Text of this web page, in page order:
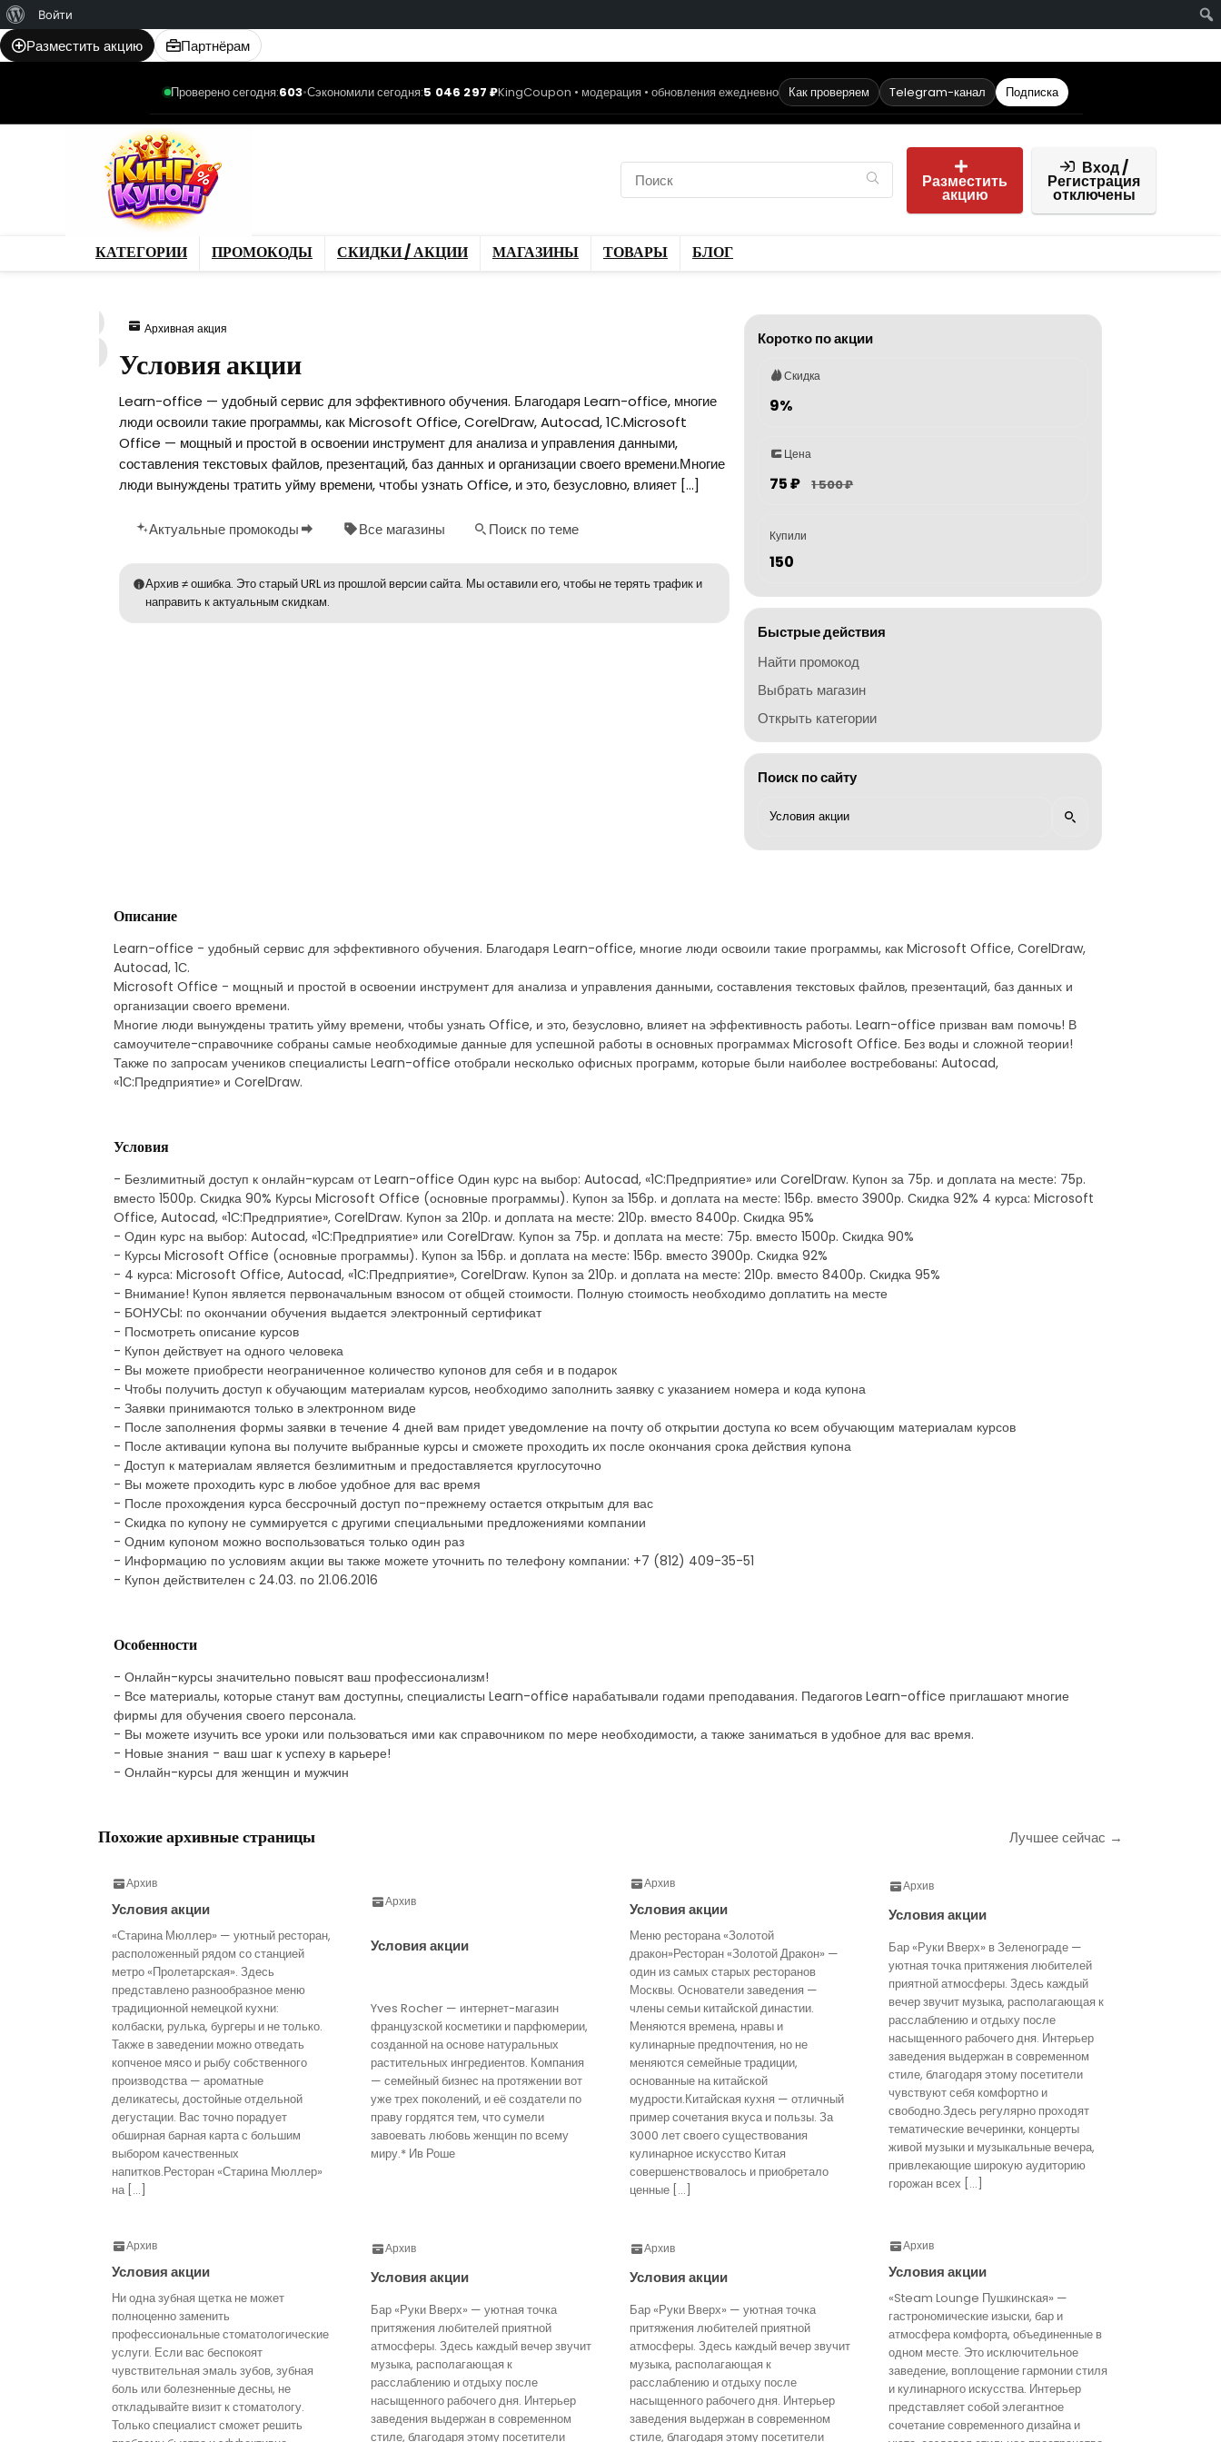
WordPress
Войти
Разместить акцию Партнёрам
Проверено сегодня:603•Сэкономили сегодня:5 046 297 ₽KingCoupon • модерация • обновления ежедневно Как проверяем Telegram-канал Подписка
Разместить
акцию
Вход /
Регистрация
отключены
КАТЕГОРИИ ПРОМОКОДЫ СКИДКИ / АКЦИИ МАГАЗИНЫ ТОВАРЫ БЛОГ
Архивная акция
Условия акции
Learn-office — удобный сервис для эффективного обучения. Благодаря Learn-office, многие
люди освоили такие программы, как Microsoft Office, CorelDraw, Autocad, 1С.Microsoft
Office — мощный и простой в освоении инструмент для анализа и управления данными,
составления текстовых файлов, презентаций, баз данных и организации своего времени.Многие
люди вынуждены тратить уйму времени, чтобы узнать Office, и это, безусловно, влияет […]
Актуальные промокоды Все магазины Поиск по теме
Архив ≠ ошибка. Это старый URL из прошлой версии сайта. Мы оставили его, чтобы не терять трафик и
направить к актуальным скидкам.
Коротко по акции
Скидка
9%
Цена
75 ₽ 1 500 ₽
Купили
150
Быстрые действия
Найти промокод
Выбрать магазин
Открыть категории
Поиск по сайту
Описание
Learn-office - удобный сервис для эффективного обучения. Благодаря Learn-office, многие люди освоили такие программы, как Microsoft Office, CorelDraw,
Autocad, 1С.
Microsoft Office - мощный и простой в освоении инструмент для анализа и управления данными, составления текстовых файлов, презентаций, баз данных и
организации своего времени.
Многие люди вынуждены тратить уйму времени, чтобы узнать Office, и это, безусловно, влияет на эффективность работы. Learn-office призван вам помочь! В
самоучителе-справочнике собраны самые необходимые данные для успешной работы в основных программах Microsoft Office. Без воды и сложной теории!
Также по запросам учеников специалисты Learn-office отобрали несколько офисных программ, которые были наиболее востребованы: Autocad,
«1С:Предприятие» и CorelDraw.
Условия
- Безлимитный доступ к онлайн-курсам от Learn-office Один курс на выбор: Autocad, «1С:Предприятие» или CorelDraw. Купон за 75р. и доплата на месте: 75р.
вместо 1500р. Скидка 90% Курсы Microsoft Office (основные программы). Купон за 156р. и доплата на месте: 156р. вместо 3900р. Скидка 92% 4 курса: Microsoft
Office, Autocad, «1С:Предприятие», CorelDraw. Купон за 210р. и доплата на месте: 210р. вместо 8400р. Скидка 95%
- Один курс на выбор: Autocad, «1С:Предприятие» или CorelDraw. Купон за 75р. и доплата на месте: 75р. вместо 1500р. Скидка 90%
- Курсы Microsoft Office (основные программы). Купон за 156р. и доплата на месте: 156р. вместо 3900р. Скидка 92%
- 4 курса: Microsoft Office, Autocad, «1С:Предприятие», CorelDraw. Купон за 210р. и доплата на месте: 210р. вместо 8400р. Скидка 95%
- Внимание! Купон является первоначальным взносом от общей стоимости. Полную стоимость необходимо доплатить на месте
- БОНУСЫ: по окончании обучения выдается электронный сертификат
- Посмотреть описание курсов
- Купон действует на одного человека
- Вы можете приобрести неограниченное количество купонов для себя и в подарок
- Чтобы получить доступ к обучающим материалам курсов, необходимо заполнить заявку с указанием номера и кода купона
- Заявки принимаются только в электронном виде
- После заполнения формы заявки в течение 4 дней вам придет уведомление на почту об открытии доступа ко всем обучающим материалам курсов
- После активации купона вы получите выбранные курсы и сможете проходить их после окончания срока действия купона
- Доступ к материалам является безлимитным и предоставляется круглосуточно
- Вы можете проходить курс в любое удобное для вас время
- После прохождения курса бессрочный доступ по-прежнему остается открытым для вас
- Скидка по купону не суммируется с другими специальными предложениями компании
- Одним купоном можно воспользоваться только один раз
- Информацию по условиям акции вы также можете уточнить по телефону компании: +7 (812) 409-35-51
- Купон действителен с 24.03. по 21.06.2016
Особенности
- Онлайн-курсы значительно повысят ваш профессионализм!
- Все материалы, которые станут вам доступны, специалисты Learn-office нарабатывали годами преподавания. Педагогов Learn-office приглашают многие
фирмы для обучения своего персонала.
- Вы можете изучить все уроки или пользоваться ими как справочником по мере необходимости, а также заниматься в удобное для вас время.
- Новые знания - ваш шаг к успеху в карьере!
- Онлайн-курсы для женщин и мужчин
Похожие архивные страницы Лучшее сейчас →
Архив
Условия акции
«Старина Мюллер» — уютный ресторан,
расположенный рядом со станцией
метро «Пролетарская». Здесь
представлено разнообразное меню
традиционной немецкой кухни:
колбаски, рулька, бургеры и не только.
Также в заведении можно отведать
копченое мясо и рыбу собственного
производства — ароматные
деликатесы, достойные отдельной
дегустации. Вас точно порадует
обширная барная карта с большим
выбором качественных
напитков.Ресторан «Старина Мюллер»
на […]
Архив
Условия акции
Yves Rocher — интернет-магазин
французской косметики и парфюмерии,
созданной на основе натуральных
растительных ингредиентов. Компания
— семейный бизнес на протяжении вот
уже трех поколений, и её создатели по
праву гордятся тем, что сумели
завоевать любовь женщин по всему
миру.* Ив Роше
Архив
Условия акции
Меню ресторана «Золотой
дракон»Ресторан «Золотой Дракон» —
один из самых старых ресторанов
Москвы. Основатели заведения —
члены семьи китайской династии.
Меняются времена, нравы и
кулинарные предпочтения, но не
меняются семейные традиции,
основанные на китайской
мудрости.Китайская кухня — отличный
пример сочетания вкуса и пользы. За
3000 лет своего существования
кулинарное искусство Китая
совершенствовалось и приобретало
ценные […]
Архив
Условия акции
Бар «Руки Вверх» в Зеленограде —
уютная точка притяжения любителей
приятной атмосферы. Здесь каждый
вечер звучит музыка, располагающая к
расслаблению и отдыху после
насыщенного рабочего дня. Интерьер
заведения выдержан в современном
стиле, благодаря этому посетители
чувствуют себя комфортно и
свободно.Здесь регулярно проходят
тематические вечеринки, концерты
живой музыки и музыкальные вечера,
привлекающие широкую аудиторию
горожан всех […]
Архив
Условия акции
Ни одна зубная щетка не может
полноценно заменить
профессиональные стоматологические
услуги. Если вас беспокоят
чувствительная эмаль зубов, зубная
боль или болезненные десны, не
откладывайте визит к стоматологу.
Только специалист сможет решить
Архив
Условия акции
Бар «Руки Вверх» — уютная точка
притяжения любителей приятной
атмосферы. Здесь каждый вечер звучит
музыка, располагающая к
расслаблению и отдыху после
насыщенного рабочего дня. Интерьер
заведения выдержан в современном
стиле, благодаря этому посетители
Архив
Условия акции
Бар «Руки Вверх» — уютная точка
притяжения любителей приятной
атмосферы. Здесь каждый вечер звучит
музыка, располагающая к
расслаблению и отдыху после
насыщенного рабочего дня. Интерьер
заведения выдержан в современном
стиле, благодаря этому посетители
Архив
Условия акции
«Steam Lounge Пушкинская» —
гастрономические изыски, бар и
атмосфера комфорта, объединенные в
одном месте. Это исключительное
заведение, воплощение гармонии стиля
и кулинарного искусства. Интерьер
представляет собой элегантное
сочетание современного дизайна и